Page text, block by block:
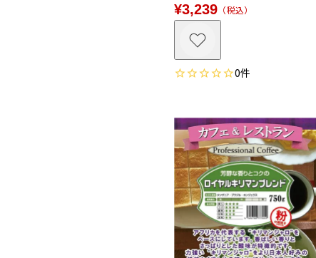
¥3,239 税込
0